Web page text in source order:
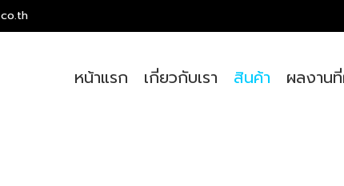
หน้าแรก เกี่ยวกับเรา สินค้า ผลงาน